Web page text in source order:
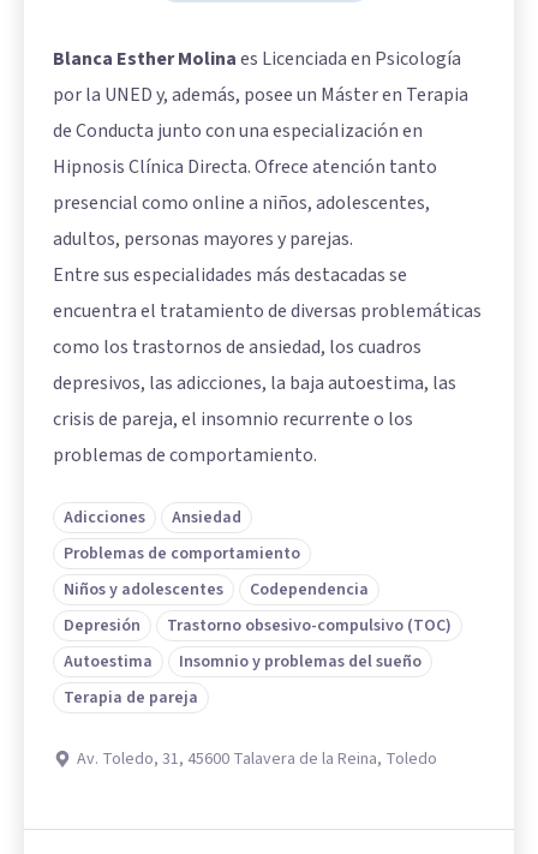
Blanca Esther Molinaes Licenciada en Psicología
por la UNED y, además, posee un Máster en Terapia
de Conducta junto con una especialización en
Hipnosis Clínica Directa. Ofrece atención tanto
presencial como online a niños, adolescentes,
adultos, personas mayores y parejas.
Entre sus especialidades más destacadas se
encuentra el tratamiento de diversas problemáticas
como los trastornos de ansiedad, los cuadros
depresivos, las adicciones, la baja autoestima, las
crisis de pareja, el insomnio recurrente o los
problemas de comportamiento.
Adicciones
Ansiedad
Problemas de comportamiento
Niños y adolescentes
Codependencia
Depresión
Trastorno obsesivo-compulsivo (TOC)
Autoestima
Insomnio y problemas del sueño
Terapia de pareja
Av. Toledo, 31, 45600 Talavera de la Reina, Toledo